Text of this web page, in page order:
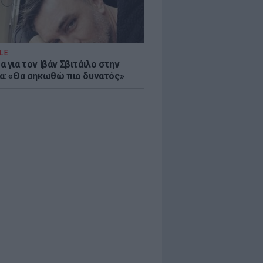
για τον Ιβάν Σβιτάιλο στην
«Θα σηκωθώ πιο δυνατός»